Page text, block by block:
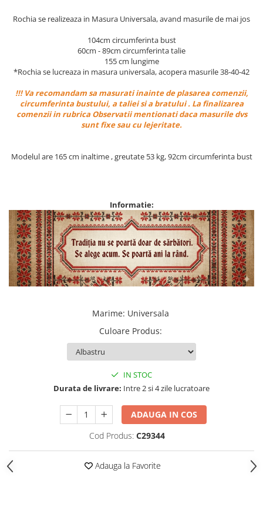
Rochia se realizeaza in Masura Universala, avand masurile de mai jos
104cm circumferinta bust
60cm - 89cm circumferinta talie
155 cm lungime
*Rochia se lucreaza in masura universala, acopera masurile 38-40-42
!!! Va recomandam sa masurati inainte de plasarea comenzii,
circumferinta bustului, a taliei si a bratului . La finalizarea
comenzii in rubrica Observatii mentionati daca masurile dvs
sunt fixe sau cu lejeritate.
Modelul are 165 cm inaltime , greutate 53 kg, 92cm circumferinta bust
Informatie:
Marime: Universala
Culoare Produs:
IN STOC
Durata de livrare: Intre 2 si 4 zile lucratoare
ADAUGA IN COS
Cod Produs: C29344
Adauga la Favorite